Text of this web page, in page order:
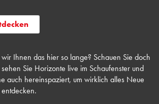
Ihnen das hier so lange? Schauen Sie doch
Sie Horizonte live im Schaufenster und
auch hereinspaziert, um wirklich alles Neue